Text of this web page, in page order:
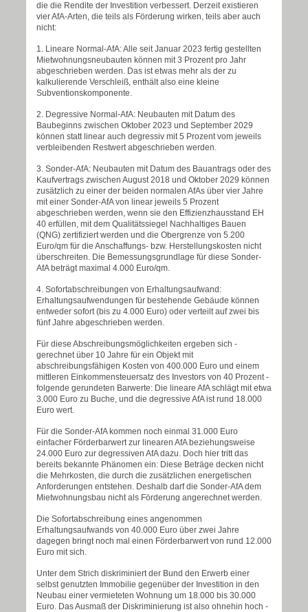
die die Rendite der Investition verbessert. Derzeit existieren
vier AfA-Arten, die teils als Förderung wirken, teils aber auch
nicht:
1. Lineare Normal-AfA: Alle seit Januar 2023 fertig gestellten
Mietwohnungsneubauten können mit 3 Prozent pro Jahr
abgeschrieben werden. Das ist etwas mehr als der zu
kalkulierende Verschleiß, enthält also eine kleine
Subventionskomponente.
2. Degressive Normal-AfA: Neubauten mit Datum des
Baubeginns zwischen Oktober 2023 und September 2029
können statt linear auch degressiv mit 5 Prozent vom jeweils
verbleibenden Restwert abgeschrieben werden.
3. Sonder-AfA: Neubauten mit Datum des Bauantrags oder des
Kaufvertrags zwischen August 2018 und Oktober 2029 können
zusätzlich zu einer der beiden normalen AfAs über vier Jahre
mit einer Sonder-AfA von linear jeweils 5 Prozent
abgeschrieben werden, wenn sie den Effizienzhausstand EH
40 erfüllen, mit dem Qualitätssiegel Nachhaltiges Bauen
(QNG) zertifiziert werden und die Obergrenze von 5.200
Euro/qm für die Anschaffungs- bzw. Herstellungskosten nicht
überschreiten. Die Bemessungsgrundlage für diese Sonder-
AfA beträgt maximal 4.000 Euro/qm.
4. Sofortabschreibungen von Erhaltungsaufwand:
Erhaltungsaufwendungen für bestehende Gebäude können
entweder sofort (bis zu 4.000 Euro) oder verteilt auf zwei bis
fünf Jahre abgeschrieben werden.
Für diese Abschreibungsmöglichkeiten ergeben sich -
gerechnet über 10 Jahre für ein Objekt mit
abschreibungsfähigen Kosten von 400.000 Euro und einem
mittleren Einkommensteuersatz des Investors von 40 Prozent -
folgende gerundeten Barwerte: Die lineare AfA schlägt mit etwa
3.000 Euro zu Buche, und die degressive AfA ist rund 18.000
Euro wert.
Für die Sonder-AfA kommen noch einmal 31.000 Euro
einfacher Förderbarwert zur linearen AfA beziehungsweise
24.000 Euro zur degressiven AfA dazu. Doch hier tritt das
bereits bekannte Phänomen ein: Diese Beträge decken nicht
die Mehrkosten, die durch die zusätzlichen energetischen
Anforderungen entstehen. Deshalb darf die Sonder-AfA dem
Mietwohnungsbau nicht als Förderung angerechnet werden.
Die Sofortabschreibung eines angenommen
Erhaltungsaufwands von 40.000 Euro über zwei Jahre
dagegen bringt noch mal einen Förderbarwert von rund 12.000
Euro mit sich.
Unter dem Strich diskriminiert der Bund den Erwerb einer
selbst genutzten Immobilie gegenüber der Investition in den
Neubau einer vermieteten Wohnung um 18.000 bis 30.000
Euro. Das Ausmaß der Diskriminierung ist also ohnehin hoch -